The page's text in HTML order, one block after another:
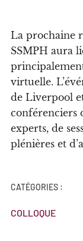
La prochaine
SSMPH aura
virtuelle.
de Liverpool
conférenciers
experts, de
plénières et
CATÉGORIES :
COLLOQUE